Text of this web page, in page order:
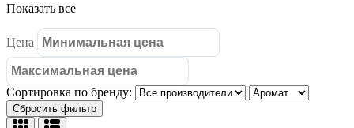
Показать все
Цена
Сортировка по бренду:
Сбросить фильтр